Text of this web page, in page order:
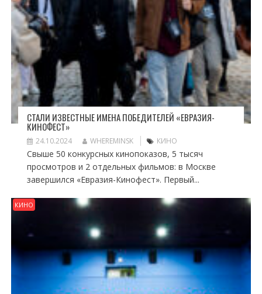
СТАЛИ ИЗВЕСТНЫЕ ИМЕНА ПОБЕДИТЕЛЕЙ «ЕВРАЗИЯ-
КИНОФЕСТ»
24.10.2024 WHEREMINSK КИНО
Свыше 50 конкурсных кинопоказов, 5 тысяч
просмотров и 2 отдельных фильмов: в Москве
завершился «Евразия-Кинофест». Первый...
КИНО